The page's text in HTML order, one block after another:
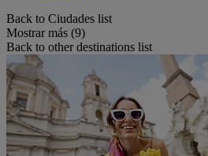
Back to Ciudades list
Mostrar más (9)
Back to other destinations list